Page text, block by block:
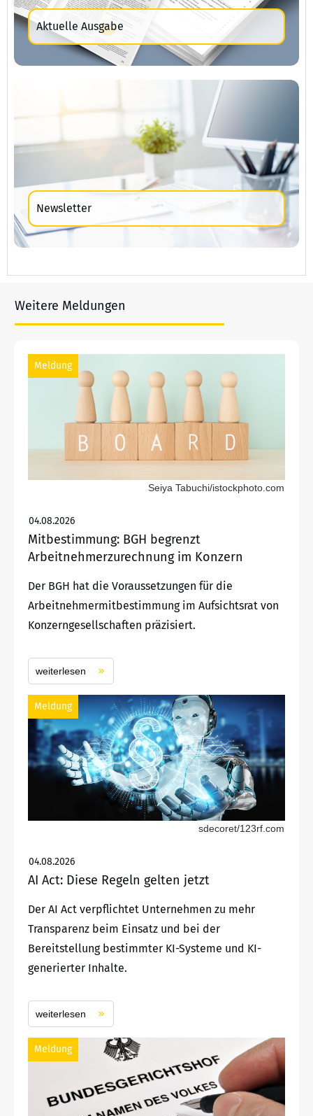
Aktuelle Ausgabe
Newsletter
Weitere Meldungen
Meldung
Seiya Tabuchi/istockphoto.com
04.08.2026
Mitbestimmung: BGH begrenzt
Arbeitnehmerzurechnung im Konzern
Der BGH hat die Voraussetzungen für die
Arbeitnehmermitbestimmung im Aufsichtsrat von
Konzerngesellschaften präzisiert.
weiterlesen
Meldung
sdecoret/123rf.com
04.08.2026
AI Act: Diese Regeln gelten jetzt
Der AI Act verpflichtet Unternehmen zu mehr
Transparenz beim Einsatz und bei der
Bereitstellung bestimmter KI-Systeme und KI-
generierter Inhalte.
weiterlesen
Meldung